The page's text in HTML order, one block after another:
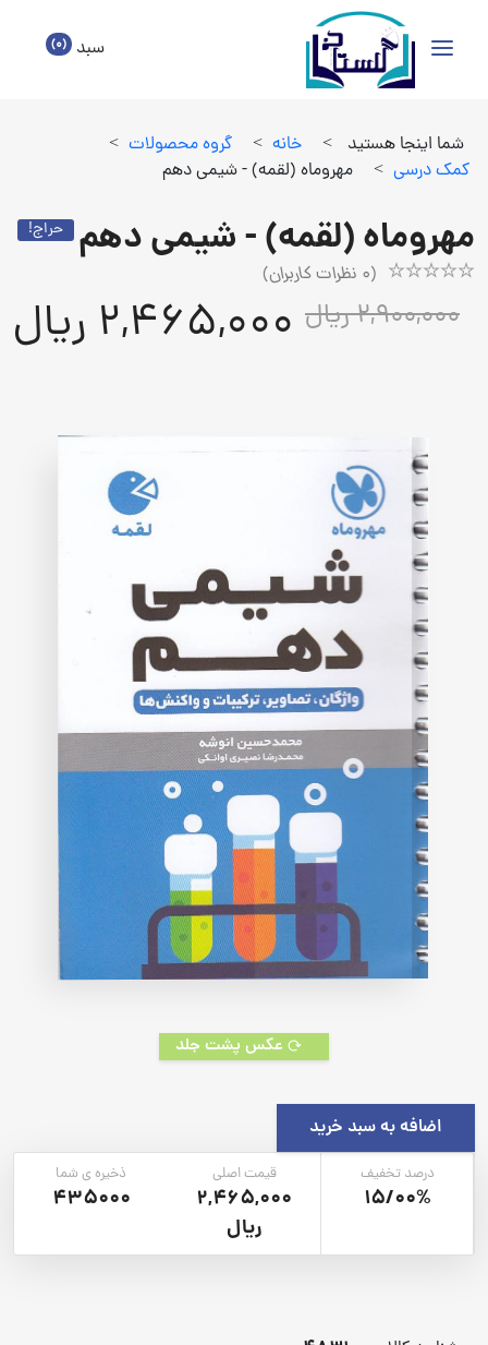
سبد (0)
شما اینجا هستید > خانه > گروه محصولات >
كمك درسي > مهروماه (لقمه) - شیمی دهم
مهروماه (لقمه) - شیمی دهم حراج!
5.00
(
0 نظرات کاربران)
2,900,000 ریال 2,465,000 ریال
عکس پشت جلد
اضافه به سبد خرید
درصد تخفیف
15/00%
قیمت اصلی
2,465,000
ریال
ذخیره ی شما
435000